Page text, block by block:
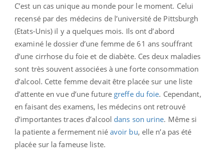
C’est un cas unique au monde pour le moment. Celui
recensé par des médecins de l’université de Pittsburgh
(Etats-Unis) il y a quelques mois. Ils ont d’abord
examiné le dossier d’une femme de 61 ans souffrant
d’une cirrhose du foie et de diabète. Ces deux maladies
sont très souvent associées à une forte consommation
d’alcool. Cette femme devait être placée sur une liste
d’attente en vue d’une future greffe du foie. Cependant,
en faisant des examens, les médecins ont retrouvé
d’importantes traces d’alcool dans son urine. Même si
la patiente a fermement nié avoir bu, elle n’a pas été
placée sur la fameuse liste.